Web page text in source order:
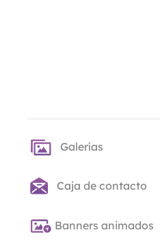
Galerías
Caja de contacto
Banners animados